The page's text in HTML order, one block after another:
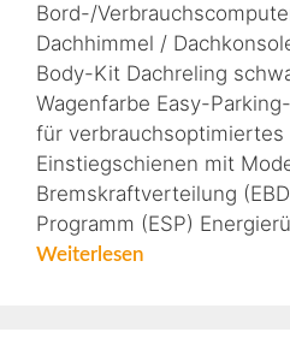
Bord-/
Dachhimmel /
Body-Kit Dachreling
Wagenfarbe Easy-
für verbrauchsoptimiertes
Einstiegschienen mit
Bremskraftverteilung
Programm (ESP)
Weiterlesen